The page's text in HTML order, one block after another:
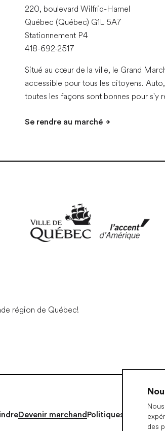
des
220, boulevard Wilfrid-Hamel
Québec (Québec) G1L 5A7
Stationnement P4
418-692-2517
Situé au cœur de la ville, le Grand
accessible pour tous les citoyens.
toutes les façons sont bonnes pour s'y
Se rendre au marché
région de Québec!
Devenir marchand Politiques